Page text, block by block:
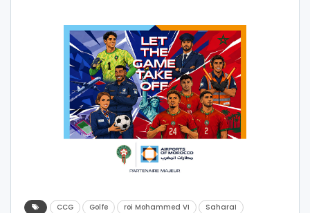
CCG Golfe roi Mohammed VI SaharaI